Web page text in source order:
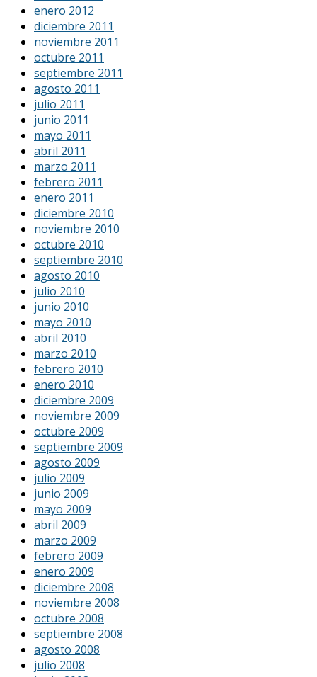
enero 2012
diciembre 2011
noviembre 2011
octubre 2011
septiembre 2011
agosto 2011
julio 2011
junio 2011
mayo 2011
abril 2011
marzo 2011
febrero 2011
enero 2011
diciembre 2010
noviembre 2010
octubre 2010
septiembre 2010
agosto 2010
julio 2010
junio 2010
mayo 2010
abril 2010
marzo 2010
febrero 2010
enero 2010
diciembre 2009
noviembre 2009
octubre 2009
septiembre 2009
agosto 2009
julio 2009
junio 2009
mayo 2009
abril 2009
marzo 2009
febrero 2009
enero 2009
diciembre 2008
noviembre 2008
octubre 2008
septiembre 2008
agosto 2008
julio 2008